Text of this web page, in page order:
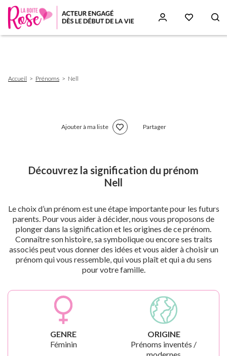
d'Ariane
Accueil Prénoms Nell
Ajouter à ma liste Partager
Découvrez la signification du prénom
Nell
Le choix d’un prénom est une étape importante pour les futurs
parents. Pour vous aider à décider, nous vous proposons de
plonger dans la signification et les origines de ce prénom.
Connaître son histoire, sa symbolique ou encore ses traits
associés peut vous donner des idées et vous aider à choisir un
prénom qui vous ressemble, qui vous plaît et qui a du sens
pour votre famille.
GENRE
Féminin
ORIGINE
Prénoms inventés /